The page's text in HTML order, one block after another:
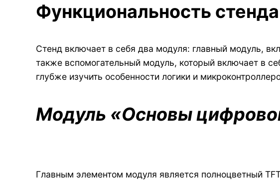
Функциональность
Стенд включает в себя два модуля: главный модуль,
также вспомогательный модуль, который включает в
глубже изучить особенности логики и
Модуль «Основы
Главным элементом модуля является полноцветный